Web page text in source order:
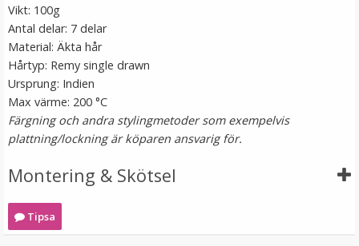
Blomkrans vit till Midsommar
189 kr
Vikt: 100g
Antal delar: 7 delar
Material: Äkta hår
Hårtyp: Remy single drawn
Ursprung: Indien
Max värme: 200 °C
Färgning och andra stylingmetoder som exempelvis
plattning/lockning är köparen ansvarig för.
Montering & Skötsel
Tipsa